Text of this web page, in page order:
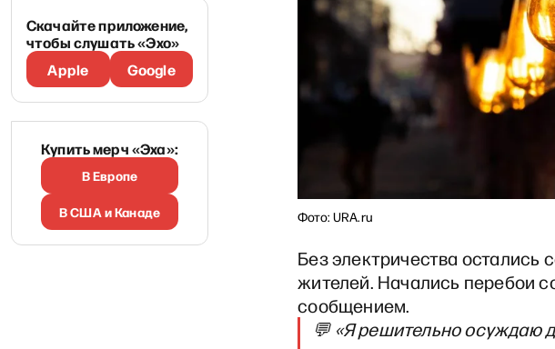
Скачайте приложение,
чтобы слушать «Эхо»
Apple
Google
Купить мерч «Эха»:
В Европе
В США и Канаде
Фото: URA.ru
Без электричества остались
жителей. Начались перебои
сообщением.
💬 «Я решительно осуждаю